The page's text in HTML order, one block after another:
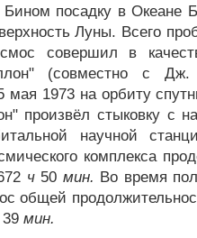
посадку в Океане
Луны. Всего
совершил в
(совместно с
мая 1973 на орбиту
произвёл стыковку с
научной
комплекса
ч50 мин. Во время
общей
39 мин.